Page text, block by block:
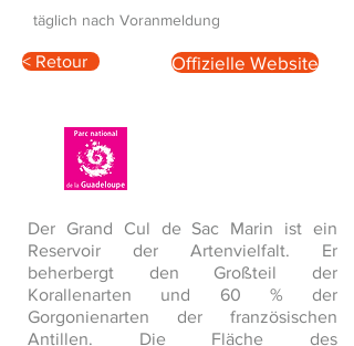
täglich nach Voranmeldung
< Retour Offizielle Website
Der Grand Cul de Sac Marin ist ein
Reservoir der Artenvielfalt. Er
beherbergt den Großteil der
Korallenarten und 60 % der
Gorgonienarten der französischen
Antillen. Die Fläche des